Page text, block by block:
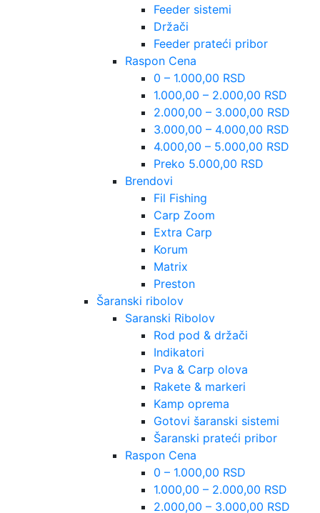
Feeder sistemi
Držači
Feeder prateći pribor
Raspon Cena
0 – 1.000,00 RSD
1.000,00 – 2.000,00 RSD
2.000,00 – 3.000,00 RSD
3.000,00 – 4.000,00 RSD
4.000,00 – 5.000,00 RSD
Preko 5.000,00 RSD
Brendovi
Fil Fishing
Carp Zoom
Extra Carp
Korum
Matrix
Preston
Šaranski ribolov
Saranski Ribolov
Rod pod & držači
Indikatori
Pva & Carp olova
Rakete & markeri
Kamp oprema
Gotovi šaranski sistemi
Šaranski prateći pribor
Raspon Cena
0 – 1.000,00 RSD
1.000,00 – 2.000,00 RSD
2.000,00 – 3.000,00 RSD